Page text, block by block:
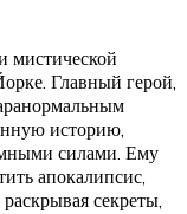
мистической
Главный герой,
историю,
силами. Ему
апокалипсис,
секреты,